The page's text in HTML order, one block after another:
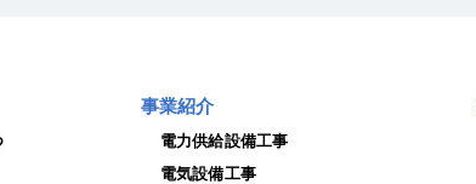
事業紹介
電力供給設備工事
電気設備工事